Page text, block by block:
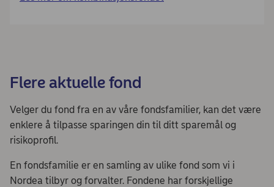
Flere aktuelle fond
Velger du fond fra en av våre fondsfamilier, kan det være
enklere å tilpasse sparingen din til ditt sparemål og
risikoprofil.
En fondsfamilie er en samling av ulike fond som vi i
Nordea tilbyr og forvalter. Fondene har forskjellige